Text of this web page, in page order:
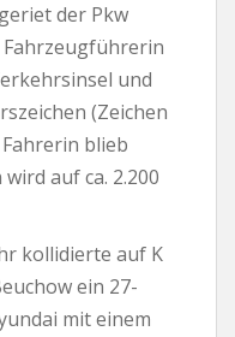
der Pkw
Fahrzeugführerin
und
(Zeichen
blieb
auf ca. 2.200
kollidierte auf K
ein 27-
mit einem